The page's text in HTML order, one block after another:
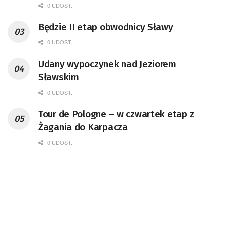
0 UDOST.
Będzie II etap obwodnicy Sławy
0 UDOST.
Udany wypoczynek nad Jeziorem
Sławskim
0 UDOST.
Tour de Pologne – w czwartek etap z
Żagania do Karpacza
0 UDOST.